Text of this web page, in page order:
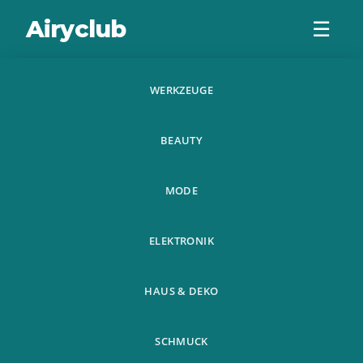
Airyclub ☰
WERKZEUGE
BEAUTY
MODE
ELEKTRONIK
HAUS & DEKO
SCHMUCK
6 G 5 Packungen
Ein
Instant